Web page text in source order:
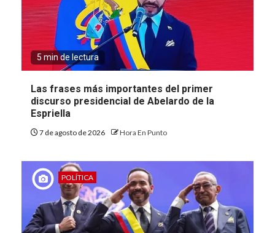
5 min de lectura
Las frases más importantes del primer
discurso presidencial de Abelardo de la
Espriella
7 de agosto de 2026 Hora En Punto
POLÍTICA